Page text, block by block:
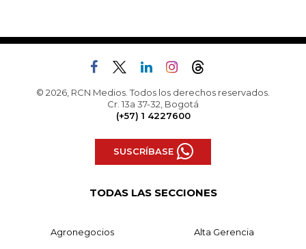
© 2026, RCN Medios. Todos los derechos reservados.
Cr. 13a 37-32, Bogotá
(+57) 1 4227600
SUSCRÍBASE
TODAS LAS SECCIONES
Agronegocios Alta Gerencia